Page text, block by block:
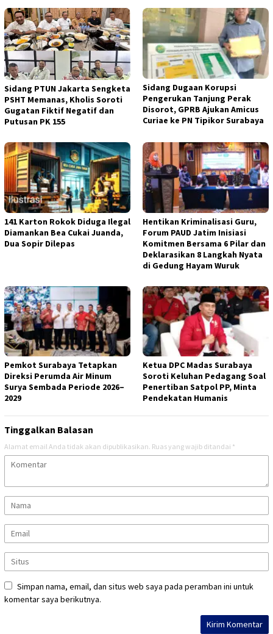
Sidang PTUN Jakarta Sengketa
PSHT Memanas, Kholis Soroti
Gugatan Fiktif Negatif dan
Putusan PK 155
Sidang Dugaan Korupsi
Pengerukan Tanjung Perak
Disorot, GPRB Ajukan Amicus
Curiae ke PN Tipikor Surabaya
141 Karton Rokok Diduga Ilegal
Diamankan Bea Cukai Juanda,
Dua Sopir Dilepas
Hentikan Kriminalisasi Guru,
Forum PAUD Jatim Inisiasi
Komitmen Bersama 6 Pilar dan
Deklarasikan 8 Langkah Nyata
di Gedung Hayam Wuruk
Pemkot Surabaya Tetapkan
Direksi Perumda Air Minum
Surya Sembada Periode 2026–
2029
Ketua DPC Madas Surabaya
Soroti Keluhan Pedagang Soal
Penertiban Satpol PP, Minta
Pendekatan Humanis
Tinggalkan Balasan
Alamat email Anda tidak akan dipublikasikan. Ruas yang wajib ditandai *
Simpan nama, email, dan situs web saya pada peramban ini untuk
komentar saya berikutnya.